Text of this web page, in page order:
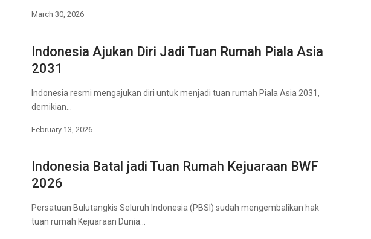
March 30, 2026
Indonesia Ajukan Diri Jadi Tuan Rumah Piala Asia
2031
Indonesia resmi mengajukan diri untuk menjadi tuan rumah Piala Asia 2031,
demikian…
February 13, 2026
Indonesia Batal jadi Tuan Rumah Kejuaraan BWF
2026
Persatuan Bulutangkis Seluruh Indonesia (PBSI) sudah mengembalikan hak
tuan rumah Kejuaraan Dunia…